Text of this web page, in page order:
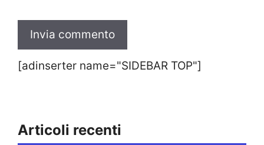
[adinserter name="SIDEBAR TOP"]
Articoli recenti